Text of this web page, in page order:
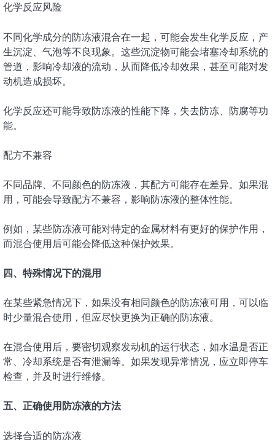
化学反应风险
不同化学成分的防冻液混合在一起，可能会发生化学反应，产
生沉淀、气泡等不良现象。这些沉淀物可能会堵塞冷却系统的
管道，影响冷却液的流动，从而降低冷却效果，甚至可能对发
动机造成损坏。
化学反应还可能导致防冻液的性能下降，失去防冻、防腐等功
能。
配方不兼容
不同品牌、不同颜色的防冻液，其配方可能存在差异。如果混
用，可能会导致配方不兼容，影响防冻液的整体性能。
例如，某些防冻液可能对特定的金属材料有更好的保护作用，
而混合使用后可能会降低这种保护效果。
四、特殊情况下的混用
在某些紧急情况下，如果没有相同颜色的防冻液可用，可以临
时少量混合使用，但应尽快更换为正确的防冻液。
在混合使用后，要密切观察发动机的运行状态，如水温是否正
常、冷却系统是否有泄漏等。如果发现异常情况，应立即停车
检查，并及时进行维修。
五、正确使用防冻液的方法
选择合适的防冻液